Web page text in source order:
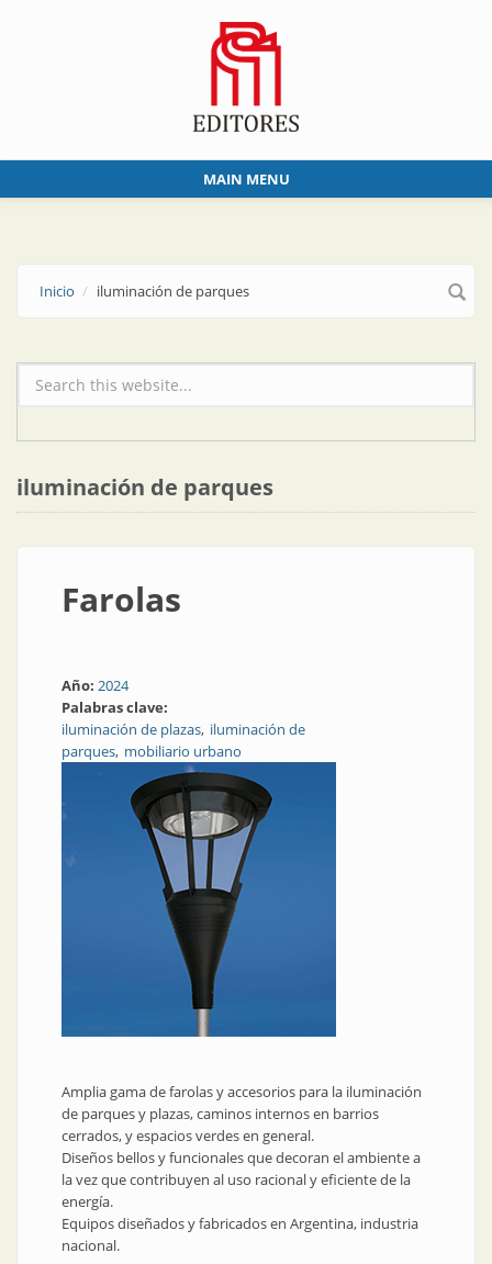
MAIN MENU
Inicio iluminación de parques
Formulario de búsqueda
iluminación de parques
Farolas
Año: 2024
Palabras clave:
iluminación de plazas iluminación de
parques mobiliario urbano
Amplia gama de farolas y accesorios para la iluminación
de parques y plazas, caminos internos en barrios
cerrados, y espacios verdes en general.
Diseños bellos y funcionales que decoran el ambiente a
la vez que contribuyen al uso racional y eficiente de la
energía.
Equipos diseñados y fabricados en Argentina, industria
nacional.